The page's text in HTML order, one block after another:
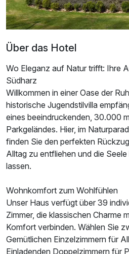
Über das Hotel
Wo Eleganz auf Natur trifft: Ihre
Südharz
Willkommen in einer Oase der
historische Jugendstilvilla
eines beeindruckenden, 30.000
Parkgeländes. Hier, im
finden Sie den perfekten
Alltag zu entfliehen und die
lassen.
Wohnkomfort zum Wohlfühlen
Unser Haus verfügt über 39
Zimmer, die klassischen Charme
Komfort verbinden. Wählen Sie
Gemütlichen Einzelzimmern für
Einladenden Doppelzimmern für